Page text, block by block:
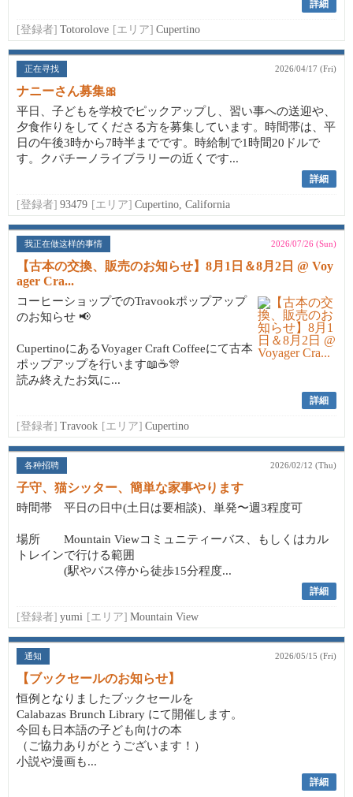
詳細
[登録者] Totorolove [エリア] Cupertino
正在寻找 2026/04/17 (Fri)
ナニーさん募集🎀
平日、子どもを学校でピックアップし、習い事への送迎や、
夕食作りをしてくださる方を募集しています。時間帯は、平
日の午後3時から7時半までです。時給制で1時間20ドルで
す。クパチーノライブラリーの近くです...
詳細
[登録者] 93479 [エリア] Cupertino, California
我正在做这样的事情 2026/07/26 (Sun)
【古本の交換、販売のお知らせ】8月1日＆8月2日 @ Voy
ager Cra...
コーヒーショップでのTravookポップアップ
のお知らせ 📢
CupertinoにあるVoyager Craft Coffeeにて古本
ポップアップを行います📖☕🎊
読み終えたお気に...
詳細
[登録者] Travook [エリア] Cupertino
各种招聘 2026/02/12 (Thu)
子守、猫シッター、簡単な家事やります
時間帯 平日の日中(土日は要相談)、単発〜週3程度可
場所 Mountain Viewコミュニティーバス、もしくはカル
トレインで行ける範囲
(駅やバス停から徒歩15分程度...
詳細
[登録者] yumi [エリア] Mountain View
通知 2026/05/15 (Fri)
【ブックセールのお知らせ】
恒例となりましたブックセールを
Calabazas Brunch Library にて開催します。
今回も日本語の子ども向けの本
（ご協力ありがとうございます！）
小説や漫画も...
詳細